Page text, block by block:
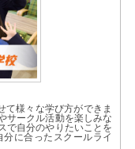
て様々な学び方ができま
サークル活動を楽しみな
で自分のやりたいことを
に合ったスクールライ